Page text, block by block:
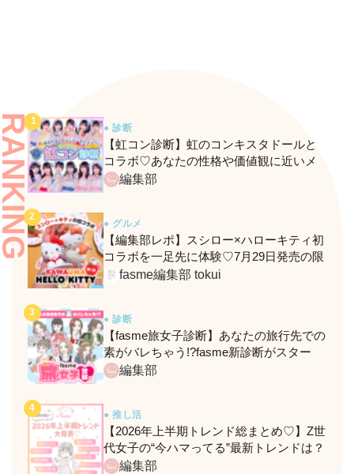
● 診断
【虹コン診断】虹のコンキスタドールと
コラボ♡あなたの性格や価値観に近いメ
ンバーがわかる、fasmeの新診断がスター
編集部
● グルメ
【編集部レポ】スシロー×ハローキティ初
コラボを一足先に体験♡7月29日発売の限
定メニュー＆グッズをレポ！
fasme編集部 tokui
● 診断
【fasme旅女子診断】あなたの旅行先での
素がバレちゃう!?fasme新診断がスター
ト！編集部
● 推し活
【2026年上半期トレンド総まとめ♡】Z世
代女子の“今ハマってる”最新トレンドは？
ネクストバズ予報もチェック♪
編集部